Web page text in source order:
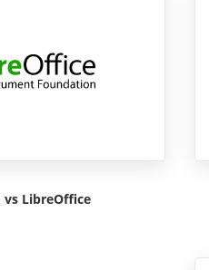
vs LibreOffice